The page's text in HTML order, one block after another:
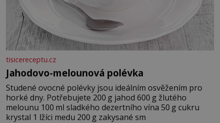
tisicereceptu.cz
Jahodovo-melounová polévka
Studené ovocné polévky jsou ideálním osvěžením pro
horké dny. Potřebujete 200 g jahod 600 g žlutého
melounu 100 ml sladkého dezertního vína 50 g cukru
krystal 1 lžíci medu 200 g zakysané sm